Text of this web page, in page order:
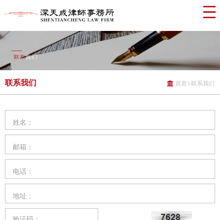
联系我们 首页>联系我们
姓名：
邮箱：
电话：
地址：